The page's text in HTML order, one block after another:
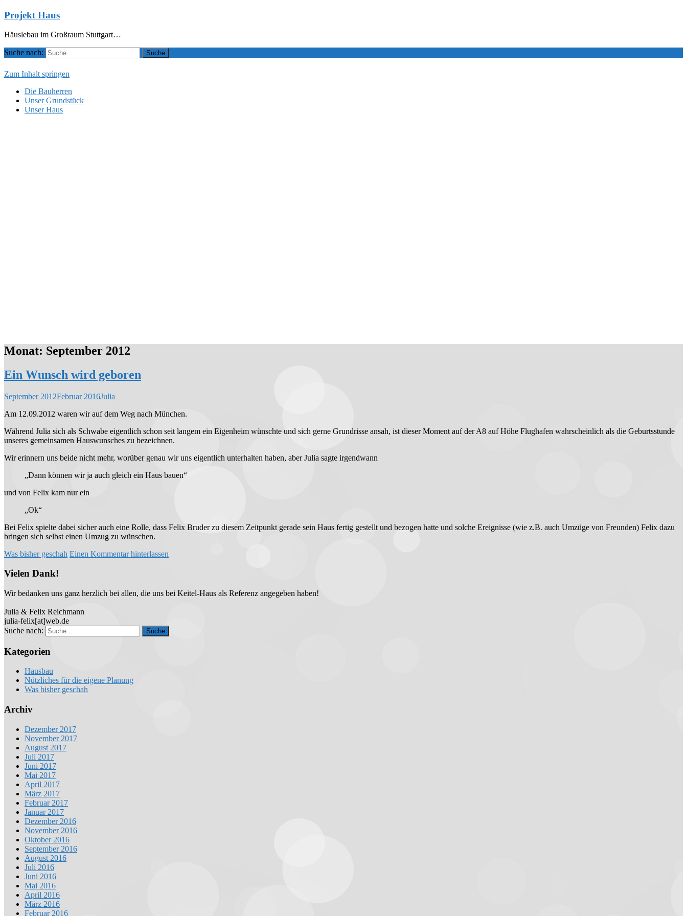
Projekt Haus
Häuslebau im Großraum Stuttgart…
Suche nach:
Zum Inhalt springen
Die Bauherren
Unser Grundstück
Unser Haus
Monat: September 2012
Ein Wunsch wird geboren
September 2012Februar 2016Julia
Am 12.09.2012 waren wir auf dem Weg nach München.
Während Julia sich als Schwabe eigentlich schon seit langem ein Eigenheim wünschte und sich gerne Grundrisse ansah, ist dieser Moment auf der A8 auf Höhe Flughafen wahrscheinlich als die Geburtsstunde
unseres gemeinsamen Hauswunsches zu bezeichnen.
Wir erinnern uns beide nicht mehr, worüber genau wir uns eigentlich unterhalten haben, aber Julia sagte irgendwann
„Dann können wir ja auch gleich ein Haus bauen“
und von Felix kam nur ein
„Ok“
Bei Felix spielte dabei sicher auch eine Rolle, dass Felix Bruder zu diesem Zeitpunkt gerade sein Haus fertig gestellt und bezogen hatte und solche Ereignisse (wie z.B. auch Umzüge von Freunden) Felix dazu
bringen sich selbst einen Umzug zu wünschen.
Was bisher geschah Einen Kommentar hinterlassen
Vielen Dank!
Wir bedanken uns ganz herzlich bei allen, die uns bei Keitel-Haus als Referenz angegeben haben!
Julia & Felix Reichmann
julia-felix[at]web.de
Suche nach:
Kategorien
Hausbau
Nützliches für die eigene Planung
Was bisher geschah
Archiv
Dezember 2017
November 2017
August 2017
Juli 2017
Juni 2017
Mai 2017
April 2017
März 2017
Februar 2017
Januar 2017
Dezember 2016
November 2016
Oktober 2016
September 2016
August 2016
Juli 2016
Juni 2016
Mai 2016
April 2016
März 2016
Februar 2016